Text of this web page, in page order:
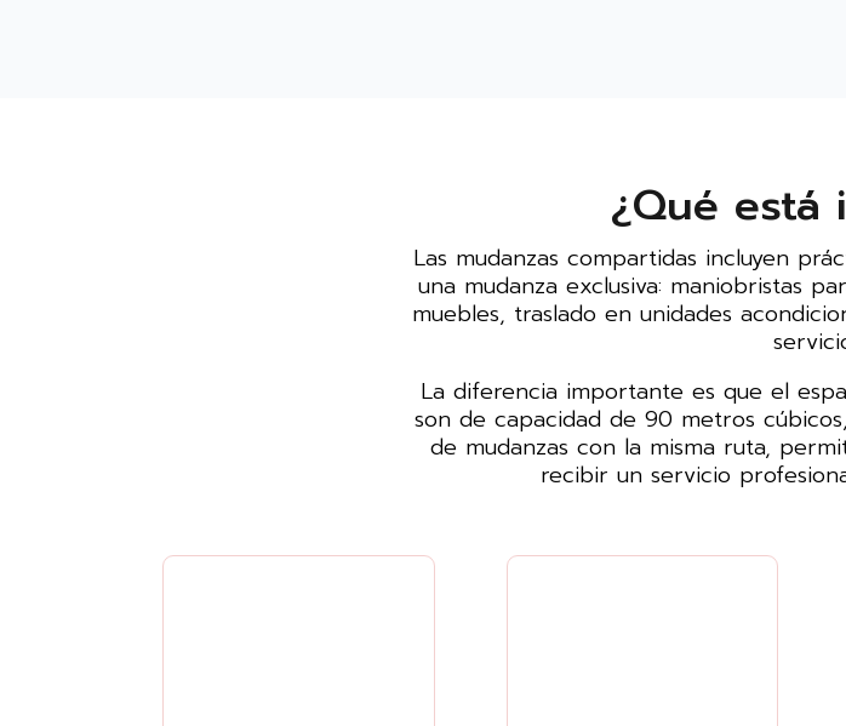
¿Qué está
Las mudanzas compartidas incluyen
una mudanza exclusiva: maniobristas
muebles, traslado en unidades
La diferencia importante es que el
son de capacidad de 90 metros
de mudanzas con la misma ruta,
recibir un servicio